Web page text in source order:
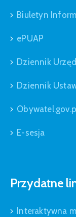
Biuletyn
ePUAP
Dziennik
Dziennik
E-sesja
Przydatne
Interaktywna